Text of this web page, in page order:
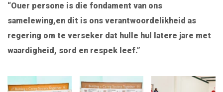
“Ouer persone is die fondament van ons
samelewing,en dit is ons verantwoordelikheid as
regering om te verseker dat hulle hul latere jare met
waardigheid, sord en respek leef.”